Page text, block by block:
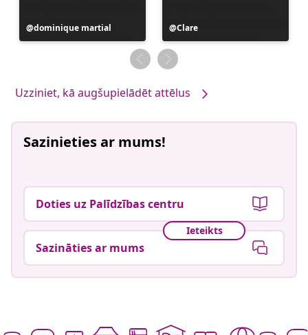
Ierakstu
publicējis
dominique martial
Ierakstu
publicējis
Clare
Uzziniet, kā augšupielādēt attēlus
Sazinieties ar mums!
Doties uz Palīdzības centru
Ieteikts
Sazināties ar mums